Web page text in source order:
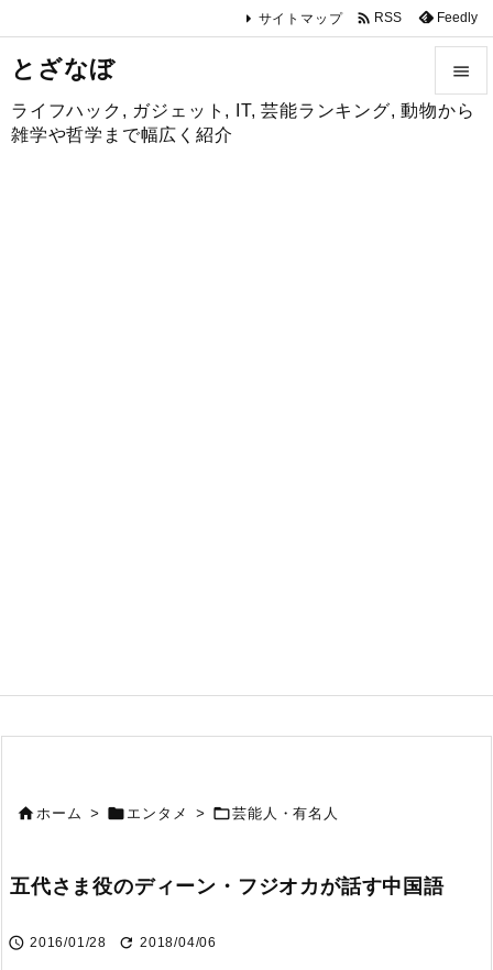
とざなぼ
ライフハック, ガジェット, IT, 芸能ランキング, 動物から
雑学や哲学まで幅広く紹介


サイトマップ  RSS Feedly
ホーム >  エンタメ > 芸能人・有名人
五代さま役のディーン・フジオカが話す中国語
 2016/01/28  2018/04/06